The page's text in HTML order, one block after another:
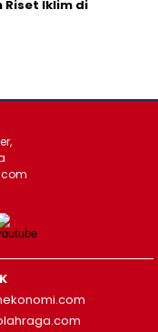
Riset Iklim di